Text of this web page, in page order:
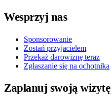
Wesprzyj nas
Sponsorowanie
Zostań przyjacielem
Przekaż darowiznę teraz
Zgłaszanie się na ochotnika
Zaplanuj swoją wizytę